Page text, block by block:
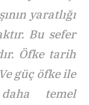
yaratlığı
Bu sefer
Öfke tarih
güç öfke ile
temel